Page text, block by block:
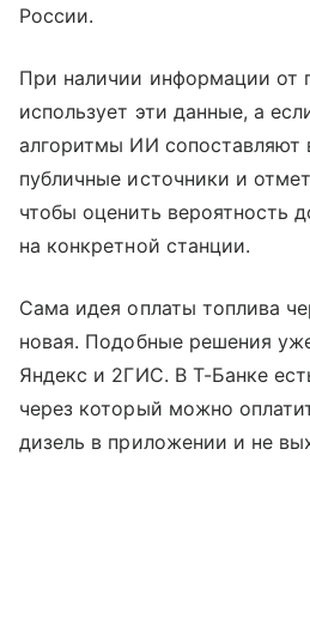
России.
При наличии информации от
использует эти данные, а
алгоритмы ИИ сопоставляют
публичные источники и
чтобы оценить вероятность
на конкретной станции.
Сама идея оплаты топлива
новая. Подобные решения
Яндекс и 2ГИС. В Т-Банке
через который можно
дизель в приложении и не